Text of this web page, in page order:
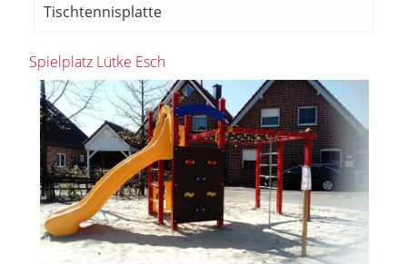
Tischtennisplatte
Spielplatz Lütke Esch